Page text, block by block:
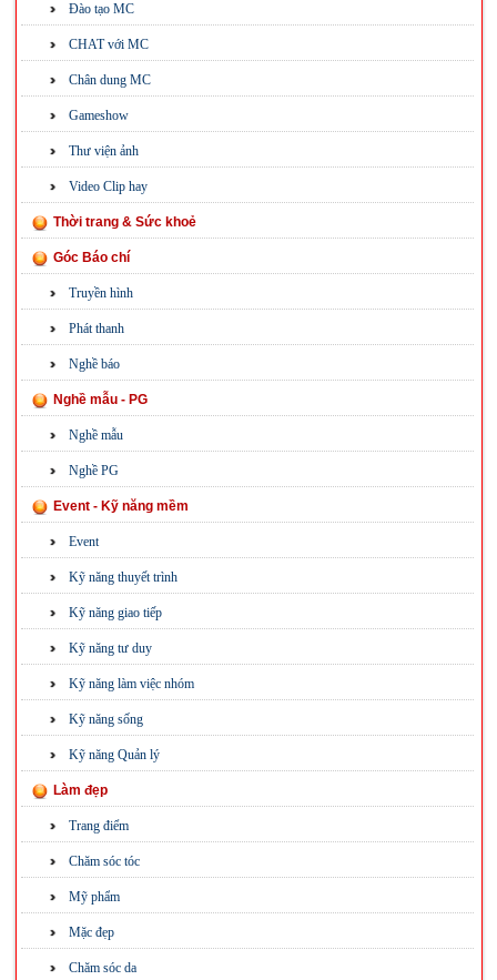
Đào tạo MC
CHAT với MC
Chân dung MC
Gameshow
Thư viện ảnh
Video Clip hay
Thời trang & Sức khoẻ
Góc Báo chí
Truyền hình
Phát thanh
Nghề báo
Nghề mẫu - PG
Nghề mẫu
Nghề PG
Event - Kỹ năng mềm
Event
Kỹ năng thuyết trình
Kỹ năng giao tiếp
Kỹ năng tư duy
Kỹ năng làm việc nhóm
Kỹ năng sống
Kỹ năng Quản lý
Làm đẹp
Trang điểm
Chăm sóc tóc
Mỹ phẩm
Mặc đẹp
Chăm sóc da